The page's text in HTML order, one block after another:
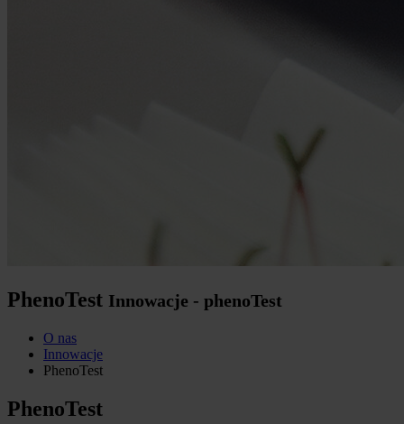
PhenoTest Innowacje - phenoTest
O nas
Innowacje
PhenoTest
PhenoTest